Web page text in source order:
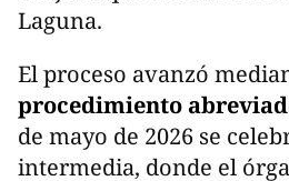
Laguna.
El proceso avanzó
procedimiento
de mayo de 2026 se
intermedia, donde el